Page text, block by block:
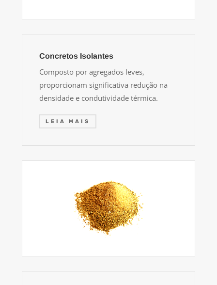
Concretos Isolantes
Composto por agregados leves,
proporcionam significativa redução na
densidade e condutividade térmica.
LEIA MAIS